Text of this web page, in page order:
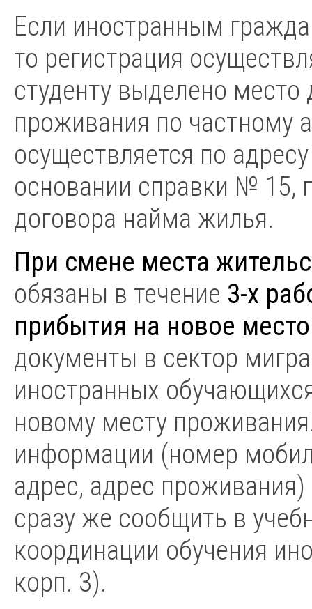
Если иностранным
то регистрация
студенту выделено
проживания по частному
осуществляется по
основании справки №
договора найма жилья.
При смене места
обязаны в течение 3-х
прибытия на новое
документы в сектор
иностранных
новому месту
информации (номер
адрес, адрес
сразу же сообщить в
координации обучения
корп. 3).